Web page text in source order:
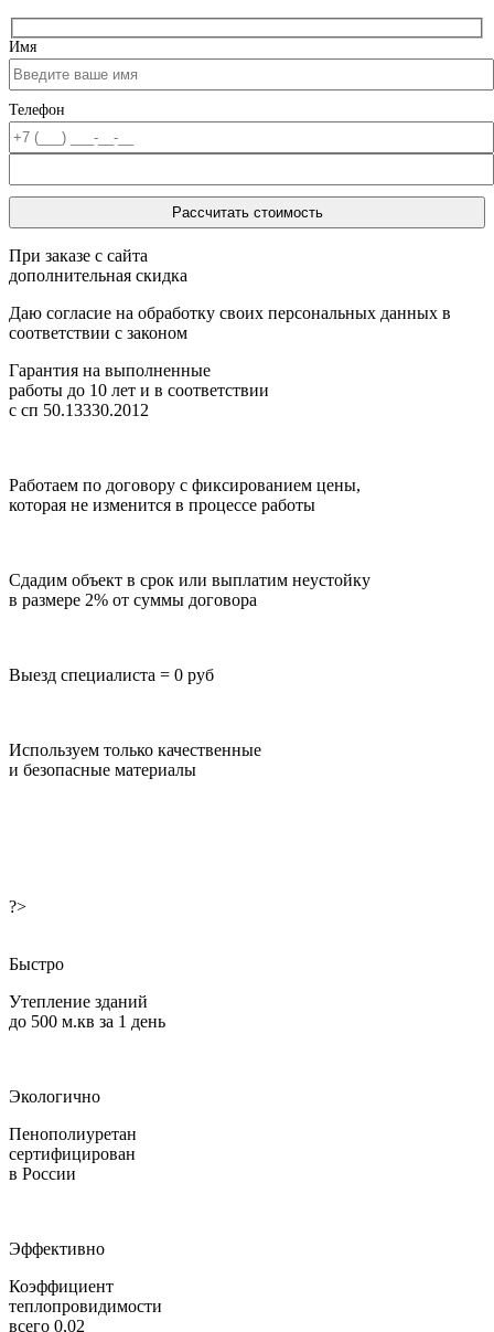
Имя
Телефон
При заказе с сайта
дополнительная скидка
Даю согласие на обработку своих персональных данных в
соответствии с законом
Гарантия на выполненные
работы до 10 лет и в соответствии
с сп 50.13330.2012
Работаем по договору с фиксированием цены,
которая не изменится в процессе работы
Сдадим объект в срок или выплатим неустойку
в размере 2% от суммы договора
Выезд специалиста = 0 руб
Используем только качественные
и безопасные материалы
?>
Быстро
Утепление зданий
до 500 м.кв за 1 день
Экологично
Пенополиуретан
сертифицирован
в России
Эффективно
Коэффициент
теплопровидимости
всего 0,02